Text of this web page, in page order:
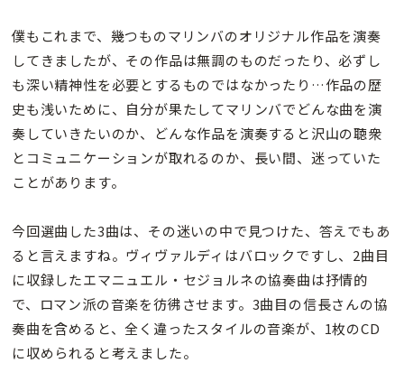
僕もこれまで、幾つものマリンバのオリジナル作品を演奏
してきましたが、その作品は無調のものだったり、必ずし
も深い精神性を必要とするものではなかったり…作品の歴
史も浅いために、自分が果たしてマリンバでどんな曲を演
奏していきたいのか、どんな作品を演奏すると沢山の聴衆
とコミュニケーションが取れるのか、長い間、迷っていた
ことがあります。
今回選曲した3曲は、その迷いの中で見つけた、答えでもあ
ると言えますね。ヴィヴァルディはバロックですし、2曲目
に収録したエマニュエル・セジョルネの協奏曲は抒情的
で、ロマン派の音楽を彷彿させます。3曲目の信長さんの協
奏曲を含めると、全く違ったスタイルの音楽が、1枚のCD
に収められると考えました。